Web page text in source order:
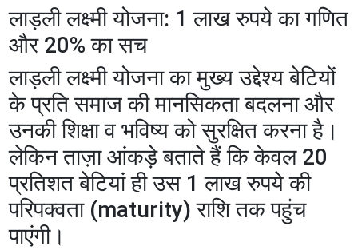
​लाड़ली लक्ष्मी योजना: 1 लाख रुपये का गणित
और 20% का सच
​लाड़ली लक्ष्मी योजना का मुख्य उद्देश्य बेटियों
के प्रति समाज की मानसिकता बदलना और
उनकी शिक्षा व भविष्य को सुरक्षित करना है।
लेकिन ताज़ा आंकड़े बताते हैं कि केवल 20
प्रतिशत बेटियां ही उस 1 लाख रुपये की
परिपक्वता (maturity) राशि तक पहुंच
पाएंगी।